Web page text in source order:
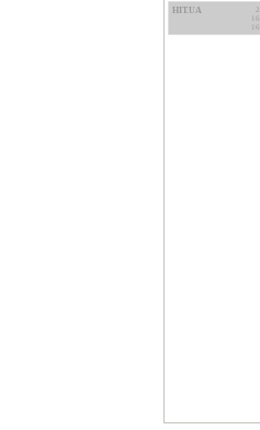
HIT.UA
2
16
16